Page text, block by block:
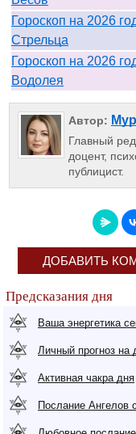
Гороскоп на 2026
Стрельца
Гороскоп на 2026
Водолея
Автор:
Главный
доцент,
публицист.
ДОБАВИТЬ
Предсказания дня
Ваша энергетика
Личный прогноз на
Активная чакра дня
Послание Ангелов